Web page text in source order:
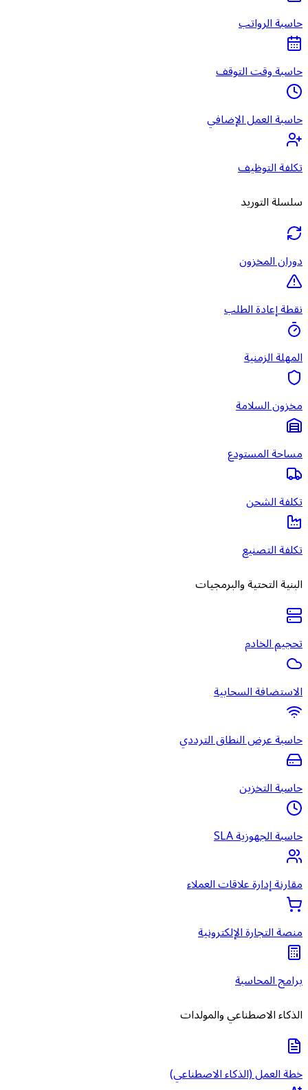
حاسبة الرواتب
حاسبة وقت التوقف
حاسبة العمل الإضافي
تكلفة التوظيف
سلسلة التوريد
دوران المخزون
نقطة إعادة الطلب
المهلة الزمنية
مخزون السلامة
مساحة المستودع
تكلفة الشحن
تكلفة التصنيع
البنية التحتية والبرمجيات
تحجيم الخادم
الاستضافة السحابية
حاسبة عرض النطاق الترددي
حاسبة التخزين
حاسبة الجهوزية SLA
مقارنة إدارة علاقات العملاء
منصة التجارة الإلكترونية
برامج المحاسبة
الذكاء الاصطناعي والمولدات
خطة العمل (الذكاء الاصطناعي)